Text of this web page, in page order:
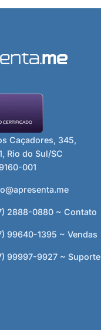
Caçadores, 345,
Rio do Sul/SC
001
2888-0880 ~ Contato
99640-1395 ~ Vendas
99997-9927 ~ Suporte